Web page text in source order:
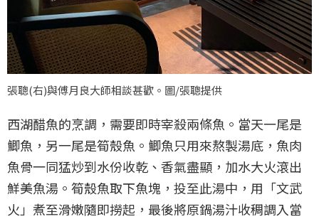
張聰(右)與傅月良大師相談甚歡。圖/張聰提供
西湖醋魚的烹調，需要即時宰殺兩條魚。當天一尾是
鯽魚，另一尾是筍殼魚。鯽魚只用來熬製湯底，魚肉
魚骨一同猛炒到水份收乾、香氣盡顯，加水大火滾出
鮮美魚湯。筍殼魚取下魚塊，投至此湯中，用「文武
火」煮至滑嫩隨即撈起，最後將原鍋湯汁收稠調入當